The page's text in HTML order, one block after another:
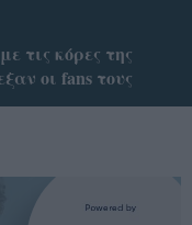
τις κόρες της
οι fans τους